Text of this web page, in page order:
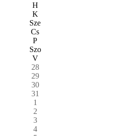
H
K
Sze
Cs
P
Szo
V
28
29
30
31
1
2
3
4